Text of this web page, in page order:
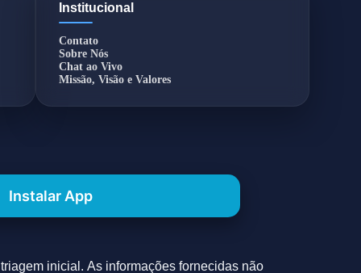
Institucional
Contato
Sobre Nós
Chat ao Vivo
Missão, Visão e Valores
Instalar App
inicial. As informações fornecidas não